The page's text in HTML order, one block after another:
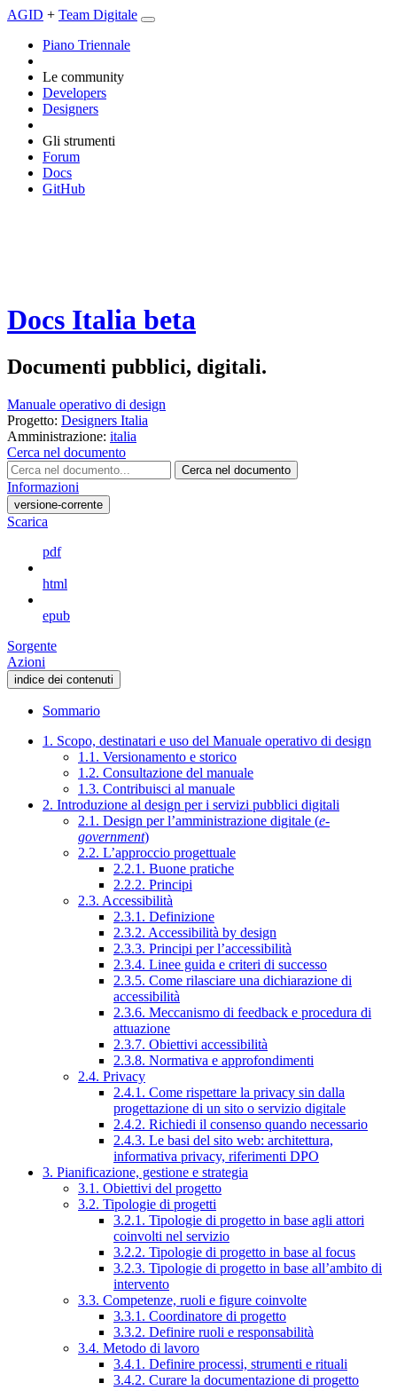
AGID + Team Digitale
Piano Triennale
Le community
Developers
Designers
Gli strumenti
Forum
Docs
GitHub
Docs Italia beta
Documenti pubblici, digitali.
Manuale operativo di design
Progetto: Designers Italia
Amministrazione: italia
Cerca nel documento
Cerca nel documento
Informazioni
versione-corrente
Scarica
pdf
html
epub
Sorgente
Azioni
indice dei contenuti
Sommario
1. Scopo, destinatari e uso del Manuale operativo di design
1.1. Versionamento e storico
1.2. Consultazione del manuale
1.3. Contribuisci al manuale
2. Introduzione al design per i servizi pubblici digitali
2.1. Design per l’amministrazione digitale (e-
government)
2.2. L’approccio progettuale
2.2.1. Buone pratiche
2.2.2. Principi
2.3. Accessibilità
2.3.1. Definizione
2.3.2. Accessibilità by design
2.3.3. Principi per l’accessibilità
2.3.4. Linee guida e criteri di successo
2.3.5. Come rilasciare una dichiarazione di
accessibilità
2.3.6. Meccanismo di feedback e procedura di
attuazione
2.3.7. Obiettivi accessibilità
2.3.8. Normativa e approfondimenti
2.4. Privacy
2.4.1. Come rispettare la privacy sin dalla
progettazione di un sito o servizio digitale
2.4.2. Richiedi il consenso quando necessario
2.4.3. Le basi del sito web: architettura,
informativa privacy, riferimenti DPO
3. Pianificazione, gestione e strategia
3.1. Obiettivi del progetto
3.2. Tipologie di progetti
3.2.1. Tipologie di progetto in base agli attori
coinvolti nel servizio
3.2.2. Tipologie di progetto in base al focus
3.2.3. Tipologie di progetto in base all’ambito di
intervento
3.3. Competenze, ruoli e figure coinvolte
3.3.1. Coordinatore di progetto
3.3.2. Definire ruoli e responsabilità
3.4. Metodo di lavoro
3.4.1. Definire processi, strumenti e rituali
3.4.2. Curare la documentazione di progetto